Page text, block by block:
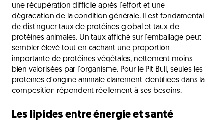
une récupération difficile après l'effort et une
dégradation de la condition générale. Il est fondamental
de distinguer taux de protéines global et taux de
protéines animales. Un taux affiché sur l'emballage peut
sembler élevé tout en cachant une proportion
importante de protéines végétales, nettement moins
bien valorisées par l'organisme. Pour le Pit Bull, seules les
protéines d'origine animale clairement identifiées dans la
composition répondent réellement à ses besoins.
Les lipides entre énergie et santé